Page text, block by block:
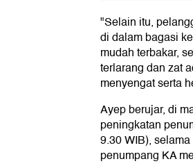
"Selain itu,
di dalam bagasi
mudah terbakar,
terlarang dan zat
menyengat serta
Ayep berujar, di
peningkatan
9.30 WIB),
penumpang KA